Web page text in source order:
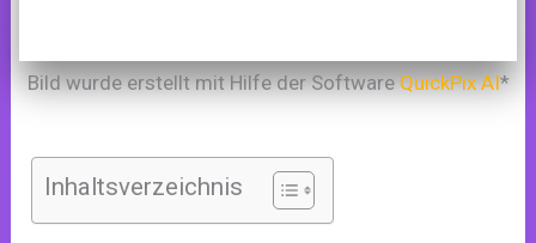
Bild wurde erstellt mit Hilfe der SoftwareQuickPix AI*
Inhaltsverzeichnis